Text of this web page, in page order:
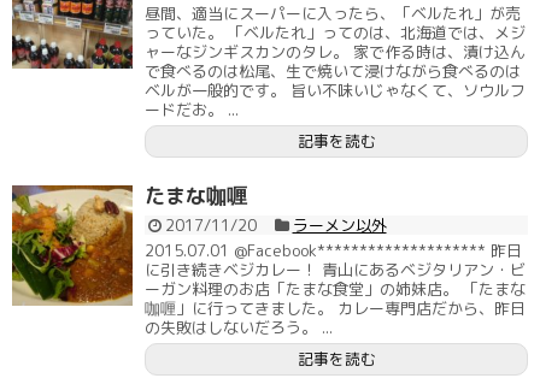
昼間、適当にスーパーに入ったら、「ベルたれ」が売
っていた。 「ベルたれ」ってのは、北海道では、メジ
ャーなジンギスカンのタレ。 家で作る時は、漬け込ん
で食べるのは松尾、生で焼いて浸けながら食べるのは
ベルが一般的です。 旨い不味いじゃなくて、ソウルフ
ードだお。 ...
記事を読む
たまな咖喱
2017/11/20
ラーメン以外
2015.07.01 @Facebook******************** 昨日
に引き続きベジカレー！ 青山にあるベジタリアン・ビ
ーガン料理のお店「たまな食堂」の姉妹店。 「たまな
咖喱」に行ってきました。 カレー専門店だから、昨日
の失敗はしないだろう。 ...
記事を読む